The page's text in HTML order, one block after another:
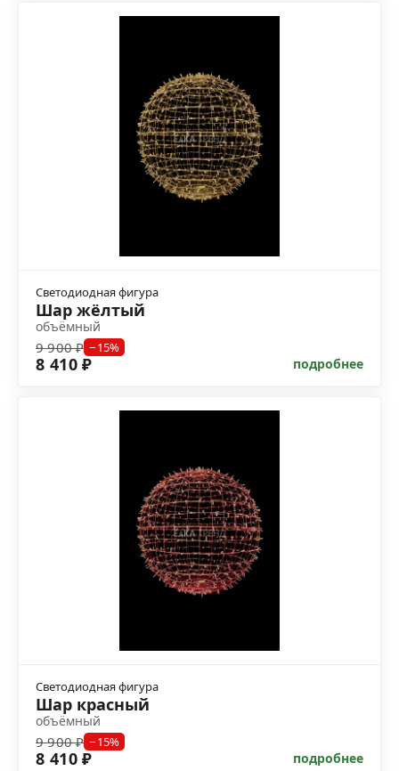
Светодиодная фигура
Шар жёлтый
объёмный
9 900 ₽ −15%
8 410 ₽ подробнее
Светодиодная фигура
Шар красный
объёмный
9 900 ₽ −15%
8 410 ₽ подробнее